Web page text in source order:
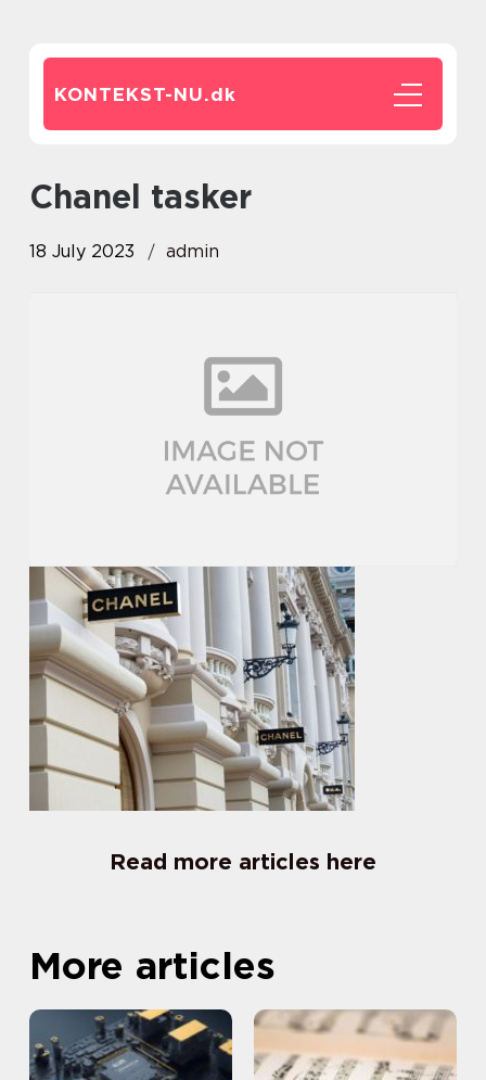
KONTEKST-NU.dk
chanel tasker
18 July 2023 admin
Read more articles here
More articles